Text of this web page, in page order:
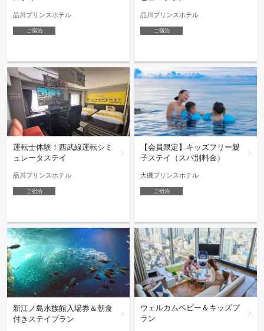
品川プリンスホテル
ご宿泊
品川プリンスホテル
ご宿泊
運転士体験！西武線運転シミ
ュレータステイ
品川プリンスホテル
ご宿泊
【会員限定】キッズフリー親
子ステイ（スパ別料金）
大磯プリンスホテル
ご宿泊
新江ノ島水族館入場券＆朝食
付きステイプラン
ウェルカムベビー＆キッズプ
ラン